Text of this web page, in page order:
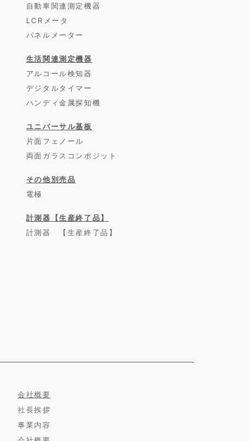
自動車関連測定機器
LCRメータ
パネルメーター
生活関連測定機器
アルコール検知器
デジタルタイマー
ハンディ金属探知機
ユニバーサル基板
片面フェノール
両面ガラスコンポジット
その他別売品
電極
計測器【生産終了品】
計測器 【生産終了品】
会社概要
社長挨拶
事業内容